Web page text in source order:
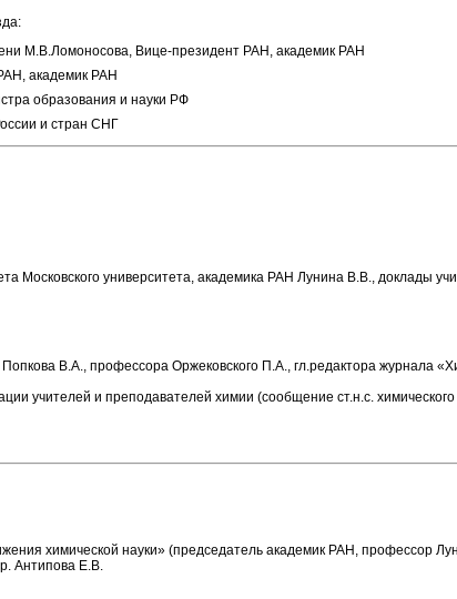
М.В.Ломоносова, Вице-президент РАН, академик РАН
академик РАН
образования и науки РФ
и стран СНГ
Московского университета, академика РАН Лунина В.В., доклады
В.А., профессора Оржековского П.А., гл.редактора журнала
учителей и преподавателей химии (сообщение ст.н.с. химического
химической науки» (председатель академик РАН, профессор
Антипова Е.В.